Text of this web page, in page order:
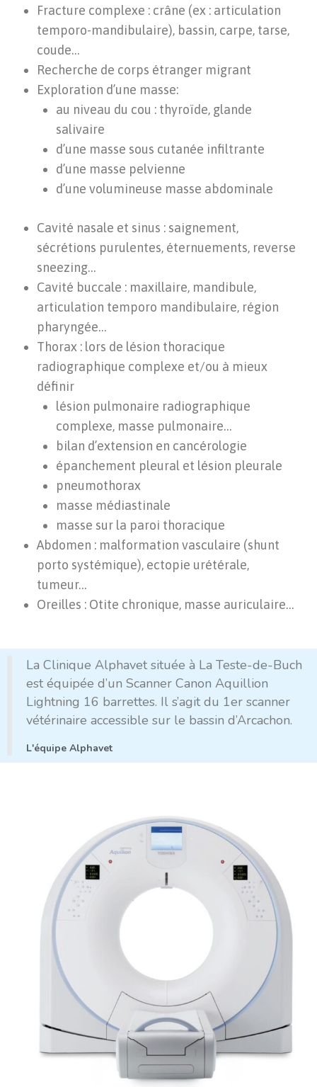
Fracture complexe : crâne (ex : articulation
temporo-mandibulaire), bassin, carpe, tarse,
coude…
Recherche de corps étranger migrant
Exploration d’une masse:
au niveau du cou : thyroïde, glande
salivaire
d’une masse sous cutanée infiltrante
d’une masse pelvienne
d’une volumineuse masse abdominale
Cavité nasale et sinus : saignement,
sécrétions purulentes, éternuements, reverse
sneezing…
Cavité buccale : maxillaire, mandibule,
articulation temporo mandibulaire, région
pharyngée…
Thorax : lors de lésion thoracique
radiographique complexe et/ou à mieux
définir
lésion pulmonaire radiographique
complexe, masse pulmonaire…
bilan d’extension en cancérologie
épanchement pleural et lésion pleurale
pneumothorax
masse médiastinale
masse sur la paroi thoracique
Abdomen : malformation vasculaire (shunt
porto systémique), ectopie urétérale,
tumeur…
Oreilles : Otite chronique, masse auriculaire…
La Clinique Alphavet située à La Teste-de-Buch
est équipée d’un Scanner Canon Aquillion
Lightning 16 barrettes. Il s’agit du 1er scanner
vétérinaire accessible sur le bassin d’Arcachon.
L'équipe Alphavet